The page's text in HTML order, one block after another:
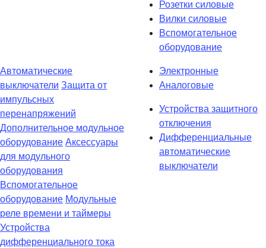
Розетки силовые
Вилки силовые
Вспомогательное
оборудование
Автоматические
выключатели Защита от
импульсных
перенапряжений
Дополнительное модульное
оборудование Аксессуары
для модульного
оборудования
Вспомогательное
оборудование Модульные
реле времени и таймеры
Устройства
дифференциального тока
Электронные
Аналоговые
Устройства защитного
отключения
Дифференциальные
автоматические
выключатели